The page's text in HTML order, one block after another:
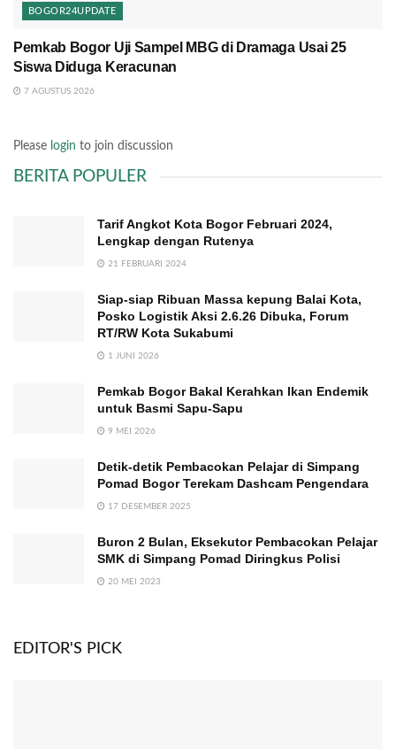
BOGOR24UPDATE
Pemkab Bogor Uji Sampel MBG di Dramaga Usai 25
Siswa Diduga Keracunan
7 AGUSTUS 2026
Please login to join discussion
BERITA POPULER
Tarif Angkot Kota Bogor Februari 2024,
Lengkap dengan Rutenya
21 FEBRUARI 2024
Siap-siap Ribuan Massa kepung Balai Kota,
Posko Logistik Aksi 2.6.26 Dibuka, Forum
RT/RW Kota Sukabumi
1 JUNI 2026
Pemkab Bogor Bakal Kerahkan Ikan Endemik
untuk Basmi Sapu-Sapu
9 MEI 2026
Detik-detik Pembacokan Pelajar di Simpang
Pomad Bogor Terekam Dashcam Pengendara
17 DESEMBER 2025
Buron 2 Bulan, Eksekutor Pembacokan Pelajar
SMK di Simpang Pomad Diringkus Polisi
20 MEI 2023
EDITOR'S PICK